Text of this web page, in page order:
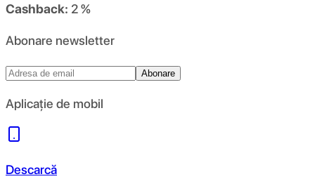
Cashback: 2 %
Abonare newsletter
Abonare
Aplicație de mobil
Descarcă